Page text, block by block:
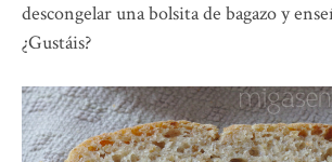
descongelar una bolsita de bagazo y
¿Gustáis?